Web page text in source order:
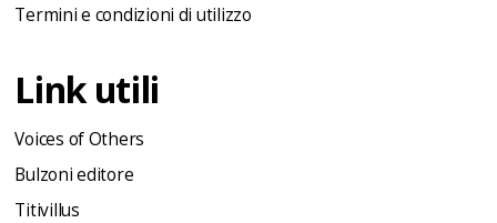
Termini e condizioni di utilizzo
Link utili
Voices of Others
Bulzoni editore
Titivillus